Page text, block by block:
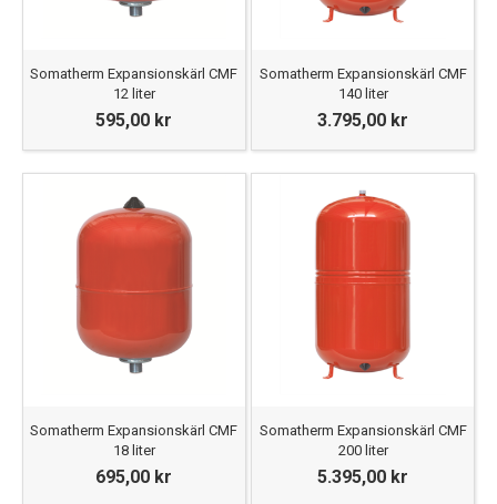
Somatherm Expansionskärl CMF
12 liter
595,00 kr
Somatherm Expansionskärl CMF
140 liter
3.795,00 kr
Somatherm Expansionskärl CMF
18 liter
695,00 kr
Somatherm Expansionskärl CMF
200 liter
5.395,00 kr